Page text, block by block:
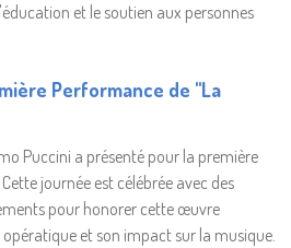
et le soutien aux personnes
Performance de "La
Puccini a présenté pour la première
journée est célébrée avec des
pour honorer cette œuvre
et son impact sur la musique.